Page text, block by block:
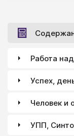
Работа
Успех,
Человек и
УПП,